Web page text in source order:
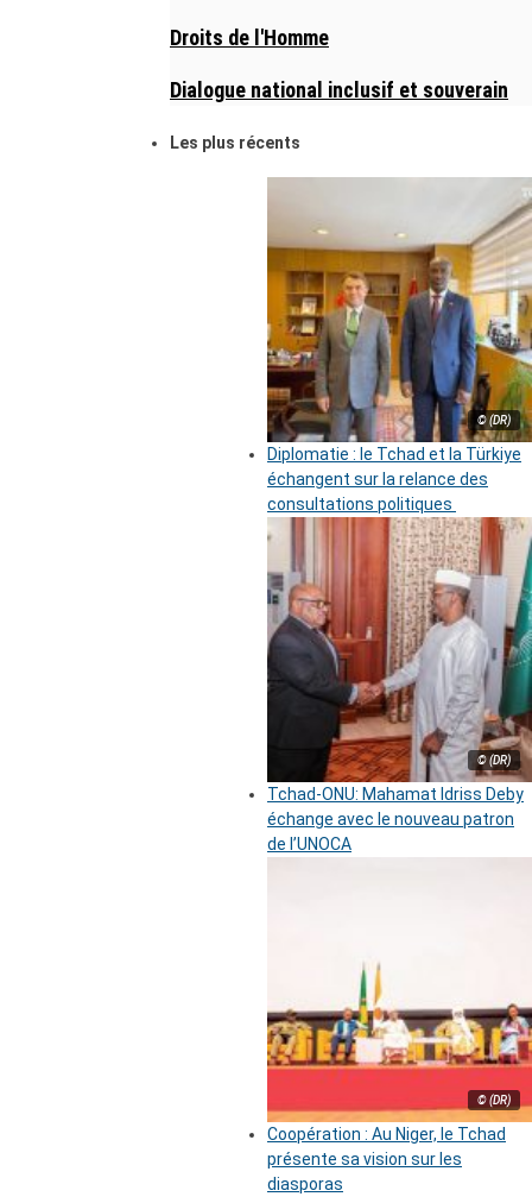
Droits de l'Homme
Dialogue national inclusif et souverain
Les plus récents
© (DR)
Diplomatie : le Tchad et la Türkiye
échangent sur la relance des
consultations politiques
© (DR)
Tchad-ONU: Mahamat Idriss Deby
échange avec le nouveau patron
de l’UNOCA
© (DR)
Coopération : Au Niger, le Tchad
présente sa vision sur les
diasporas